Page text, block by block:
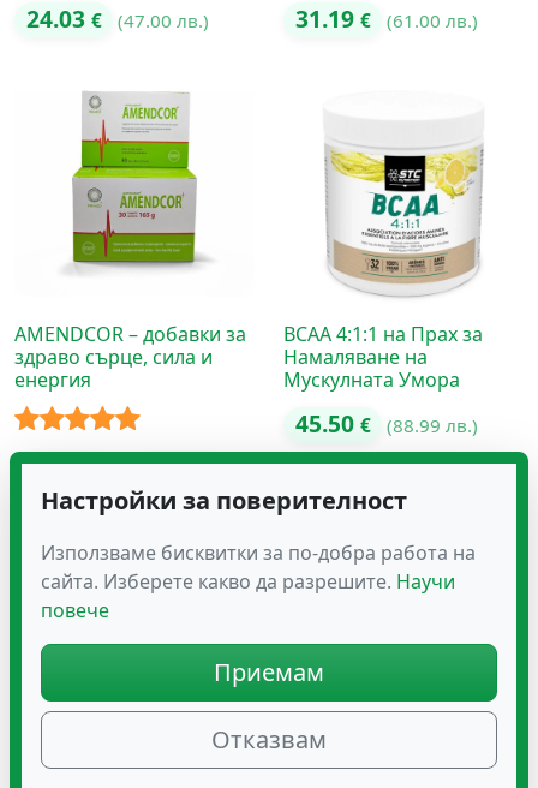
24.03 € (47.00 лв.) 31.19 € (61.00 лв.)
AMENDCOR – добавки за
здраво сърце, сила и
енергия
Оценено с
5.00от 5
23.93€ – 35.79€
(46.80 – 70.00 лв.)
BCAA 4:1:1 на Прах за
Намаляване на
Мускулната Умора
45.50 € (88.99 лв.)
Настройки за поверителност
Използваме бисквитки за по-добра работа на
сайта. Изберете какво да разрешите. Научи
повече
Приемам
Отказвам